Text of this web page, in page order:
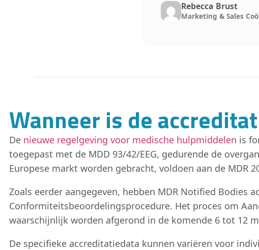
Rebecca Brust
Marketing & Sales
Wanneer is de
De nieuwe regelgeving voor medische hulpmiddelen is
toegepast met de MDD 93/42/EEG, gedurende de
Europese markt worden gebracht, voldoen aan de MDR
Zoals eerder aangegeven, hebben MDR Notified
Conformiteitsbeoordelingsprocedure. Het proces om
waarschijnlijk worden afgerond in de komende 6 tot 12
De specifieke accreditatiedata kunnen variëren voor